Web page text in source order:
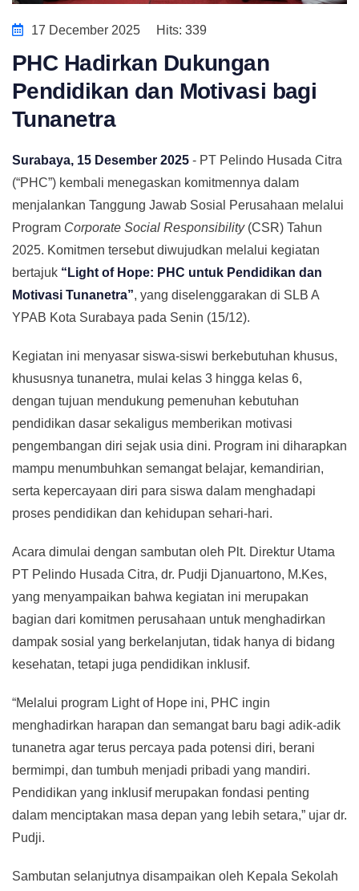
17 December 2025 Hits: 339
PHC Hadirkan Dukungan
Pendidikan dan Motivasi bagi
Tunanetra
Surabaya, 15 Desember 2025 - PT Pelindo Husada Citra
(“PHC”) kembali menegaskan komitmennya dalam
menjalankan Tanggung Jawab Sosial Perusahaan melalui
Program Corporate Social Responsibility(CSR) Tahun
2025. Komitmen tersebut diwujudkan melalui kegiatan
bertajuk “Light of Hope: PHC untuk Pendidikan dan
Motivasi Tunanetra”, yang diselenggarakan di SLB A
YPAB Kota Surabaya pada Senin (15/12).
Kegiatan ini menyasar siswa-siswi berkebutuhan khusus,
khususnya tunanetra, mulai kelas 3 hingga kelas 6,
dengan tujuan mendukung pemenuhan kebutuhan
pendidikan dasar sekaligus memberikan motivasi
pengembangan diri sejak usia dini. Program ini diharapkan
mampu menumbuhkan semangat belajar, kemandirian,
serta kepercayaan diri para siswa dalam menghadapi
proses pendidikan dan kehidupan sehari-hari.
Acara dimulai dengan sambutan oleh Plt. Direktur Utama
PT Pelindo Husada Citra, dr. Pudji Djanuartono, M.Kes,
yang menyampaikan bahwa kegiatan ini merupakan
bagian dari komitmen perusahaan untuk menghadirkan
dampak sosial yang berkelanjutan, tidak hanya di bidang
kesehatan, tetapi juga pendidikan inklusif.
“Melalui program Light of Hope ini, PHC ingin
menghadirkan harapan dan semangat baru bagi adik-adik
tunanetra agar terus percaya pada potensi diri, berani
bermimpi, dan tumbuh menjadi pribadi yang mandiri.
Pendidikan yang inklusif merupakan fondasi penting
dalam menciptakan masa depan yang lebih setara,” ujar dr.
Pudji.
Sambutan selanjutnya disampaikan oleh Kepala Sekolah